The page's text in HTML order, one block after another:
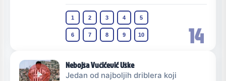
14
1 2 3 4 5
6 7 8 9 10
Nebojša Vučićević Uške
Jedan od najboljih driblera koji